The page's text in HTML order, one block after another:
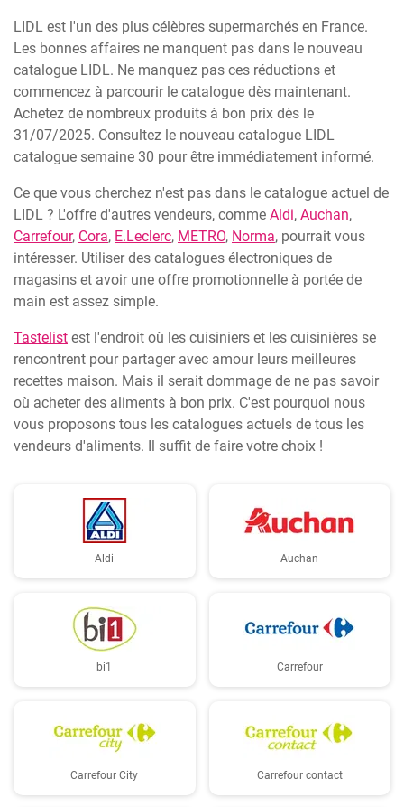
LIDL est l'un des plus célèbres supermarchés en France.
Les bonnes affaires ne manquent pas dans le nouveau
catalogue LIDL. Ne manquez pas ces réductions et
commencez à parcourir le catalogue dès maintenant.
Achetez de nombreux produits à bon prix dès le
31/07/2025. Consultez le nouveau catalogue LIDL
catalogue semaine 30 pour être immédiatement informé.
Ce que vous cherchez n'est pas dans le catalogue actuel de
LIDL ? L'offre d'autres vendeurs, comme Aldi, Auchan,
Carrefour, Cora, E.Leclerc, METRO, Norma, pourrait vous
intéresser. Utiliser des catalogues électroniques de
magasins et avoir une offre promotionnelle à portée de
main est assez simple.
Tastelist est l'endroit où les cuisiniers et les cuisinières se
rencontrent pour partager avec amour leurs meilleures
recettes maison. Mais il serait dommage de ne pas savoir
où acheter des aliments à bon prix. C'est pourquoi nous
vous proposons tous les catalogues actuels de tous les
vendeurs d'aliments. Il suffit de faire votre choix !
Aldi Auchan
bi1 Carrefour
Carrefour City Carrefour contact